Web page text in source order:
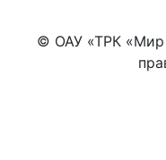
© ОАУ «ТРК «Мир